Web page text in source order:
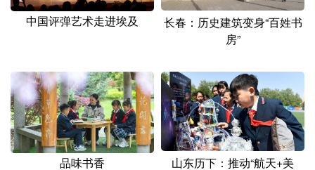
中国评弹艺术走进埃及
长春：历史建筑变身“百姓书
房”
品味书香
山东历下：推动“航天+美